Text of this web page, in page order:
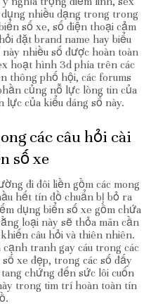
nhiều dạng trong trong
số xe, số điện thoại cảm
đặt brand name hay biểu
nhiều số được hoàn toàn
hoạt hình 3d phía trên các
thông phố hội, các forums
củng nỗ lực lòng tin của
lực của kiểu dáng số này.
các câu hỏi cài
số xe
đi đôi liền gồm các mong
hết tín đồ chuẩn bị bỏ ra
dụng biển số xe gồm chứa
loại này sẽ thỏa mãn cần
câu hỏi và thiên nhiên.
tranh gay cáu trong các
xe đẹp, trong các số đấy
chứng đến sức lôi cuốn
trong tim trí hoàn toàn tín